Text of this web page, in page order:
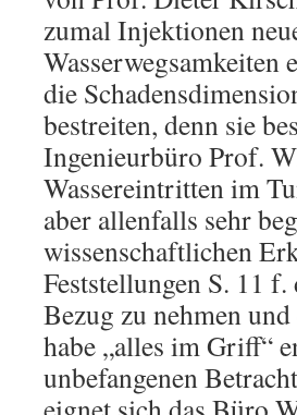
zumal Injektionen
Wasserwegsamkeiten
die
bestreiten, denn sie
Ingenieurbüro Prof.
Wassereintritten im
aber allenfalls sehr
wissenschaftlichen
Feststellungen S. 11
Bezug zu nehmen
habe „alles im Griff“
unbefangenen